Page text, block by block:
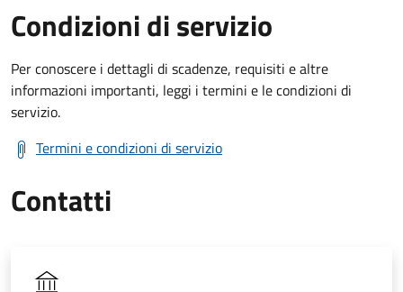
Condizioni di servizio
Per conoscere i dettagli di scadenze, requisiti e altre
informazioni importanti, leggi i termini e le condizioni di
servizio.
Termini e condizioni di servizio
Contatti